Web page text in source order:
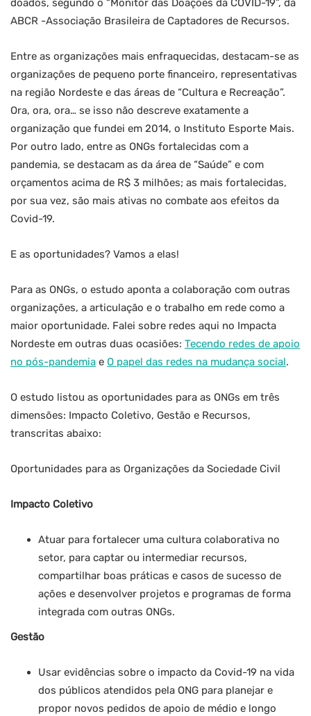
doados, segundo o “Monitor das Doações da COVID-19”, da
ABCR -Associação Brasileira de Captadores de Recursos.
Entre as organizações mais enfraquecidas, destacam-se as
organizações de pequeno porte financeiro, representativas
na região Nordeste e das áreas de “Cultura e Recreação”.
Ora, ora, ora… se isso não descreve exatamente a
organização que fundei em 2014, o Instituto Esporte Mais.
Por outro lado, entre as ONGs fortalecidas com a
pandemia, se destacam as da área de “Saúde” e com
orçamentos acima de R$ 3 milhões; as mais fortalecidas,
por sua vez, são mais ativas no combate aos efeitos da
Covid-19.
E as oportunidades? Vamos a elas!
Para as ONGs, o estudo aponta a colaboração com outras
organizações, a articulação e o trabalho em rede como a
maior oportunidade. Falei sobre redes aqui no Impacta
Nordeste em outras duas ocasiões: Tecendo redes de apoio
no pós-pandemia e O papel das redes na mudança social.
O estudo listou as oportunidades para as ONGs em três
dimensões: Impacto Coletivo, Gestão e Recursos,
transcritas abaixo:
Oportunidades para as Organizações da Sociedade Civil
Impacto Coletivo
Atuar para fortalecer uma cultura colaborativa no
setor, para captar ou intermediar recursos,
compartilhar boas práticas e casos de sucesso de
ações e desenvolver projetos e programas de forma
integrada com outras ONGs.
Gestão
Usar evidências sobre o impacto da Covid-19 na vida
dos públicos atendidos pela ONG para planejar e
propor novos pedidos de apoio de médio e longo